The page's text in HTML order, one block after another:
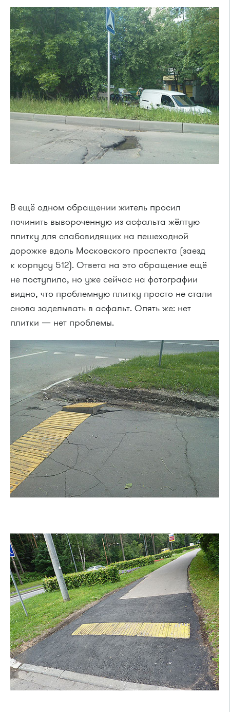
В ещё одном обращении житель просил
починить вывороченную из асфальта жёлтую
плитку для слабовидящих на пешеходной
дорожке вдоль Московского проспекта (заезд
к корпусу 512). Ответа на это обращение ещё
не поступило, но уже сейчас на фотографии
видно, что проблемную плитку просто не стали
снова заделывать в асфальт. Опять же: нет
плитки — нет проблемы.